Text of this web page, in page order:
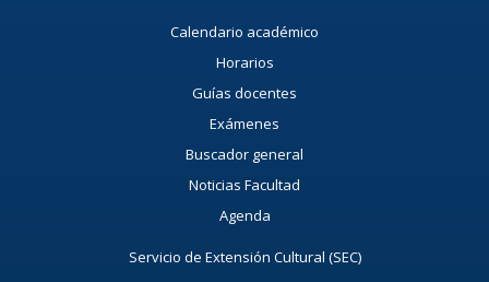
Calendario académico
Horarios
Guías docentes
Exámenes
Buscador general
Noticias Facultad
Agenda
Servicio de Extensión Cultural (SEC)